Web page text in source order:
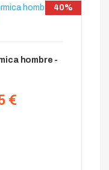
40%
hombre -
€